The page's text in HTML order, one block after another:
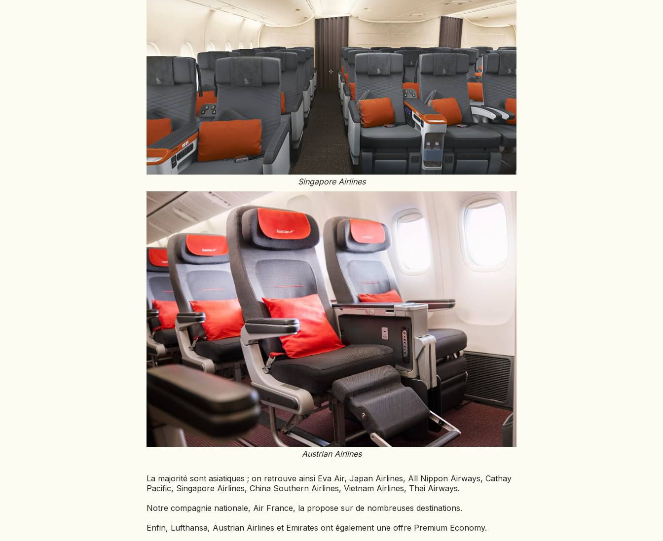
ETHIOPIE
GEORGIE
GHANA
GRÈCE
GUATEMALA
GUINÉE-BISSAU
GUINÉE CONAKRY
HONDURAS
INDE
INDONÉSIE
IRAQ
JAPON
KAZAKHSTAN
KENYA
KOSOVO
LAOS
LETTONIE
LIBÉRIA
LITUANIE
MACÉDOINE DU NORD
MADAGASCAR
MAROC
MAURITANIE
MEXIQUE
MONGOLIE
MONTÉNÉGRO
NAMIBIE
NÉPAL
OMAN
OUGANDA
Singapore Airlines
Austrian Airlines
La majorité sont asiatiques ; on retrouve ainsi Eva Air, Japan Airlines, All Nippon Airways, Cathay
Pacific, Singapore Airlines, China Southern Airlines, Vietnam Airlines, Thai Airways.
Notre compagnie nationale, Air France, la propose sur de nombreuses destinations.
Enfin, Lufthansa, Austrian Airlines et Emirates ont également une offre Premium Economy.